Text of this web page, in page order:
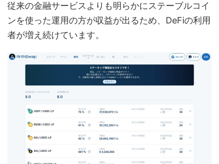
従来の金融サービスよりも明らかにステーブルコイ
ンを使った運用の方が収益が出るため、DeFiの利用
者が増え続けています。